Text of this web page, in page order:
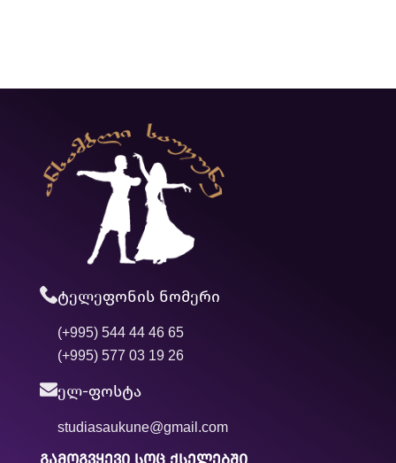
ტელეფონის ნომერი
(+995) 544 44 46 65
(+995) 577 03 19 26
ელ-ფოსტა
studiasaukune@gmail.com